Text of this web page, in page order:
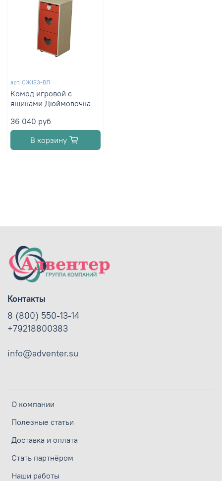
арт. СЖ153-ВЛ
Комод игровой с
ящиками Дюймовочка
36 040 руб
В корзину
О компании
Полезные статьи
Доставка и оплата
Стать партнёром
Наши работы
Контакты
8 (800) 550-13-14
+79218800383
info@adventer.su